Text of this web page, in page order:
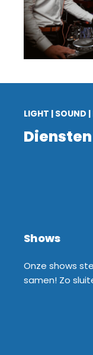
LIGHT | SOUND
Diensten
Shows
Onze shows
samen! Zo